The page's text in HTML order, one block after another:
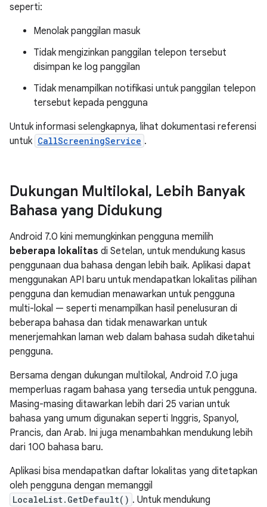
seperti:
Menolak panggilan masuk
Tidak mengizinkan panggilan telepon tersebut
disimpan ke log panggilan
Tidak menampilkan notifikasi untuk panggilan telepon
tersebut kepada pengguna
Untuk informasi selengkapnya, lihat dokumentasi referensi
untuk CallScreeningService .
Dukungan Multilokal, Lebih Banyak
Bahasa yang Didukung
Android 7.0 kini memungkinkan pengguna memilih
beberapa lokalitas di Setelan, untuk mendukung kasus
penggunaan dua bahasa dengan lebih baik. Aplikasi dapat
menggunakan API baru untuk mendapatkan lokalitas pilihan
pengguna dan kemudian menawarkan untuk pengguna
multi-lokal — seperti menampilkan hasil penelusuran di
beberapa bahasa dan tidak menawarkan untuk
menerjemahkan laman web dalam bahasa sudah diketahui
pengguna.
Bersama dengan dukungan multilokal, Android 7.0 juga
memperluas ragam bahasa yang tersedia untuk pengguna.
Masing-masing ditawarkan lebih dari 25 varian untuk
bahasa yang umum digunakan seperti Inggris, Spanyol,
Prancis, dan Arab. Ini juga menambahkan mendukung lebih
dari 100 bahasa baru.
Aplikasi bisa mendapatkan daftar lokalitas yang ditetapkan
oleh pengguna dengan memanggil
LocaleList.GetDefault() . Untuk mendukung